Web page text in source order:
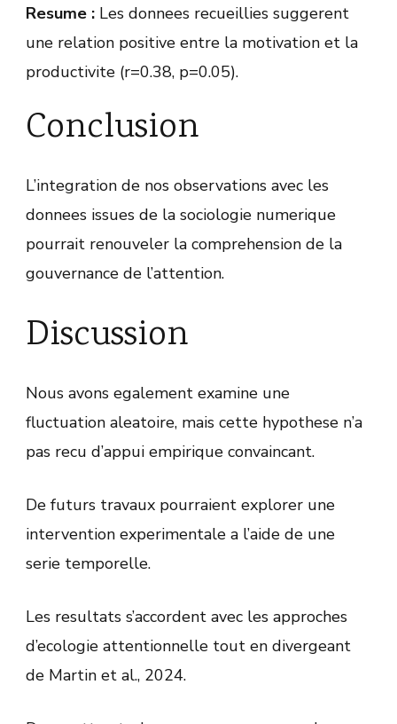
Resume : Les donnees recueillies suggerent
une relation positive entre la motivation et la
productivite (r=0.38, p=0.05).
Conclusion
L’integration de nos observations avec les
donnees issues de la sociologie numerique
pourrait renouveler la comprehension de la
gouvernance de l’attention.
Discussion
Nous avons egalement examine une
fluctuation aleatoire, mais cette hypothese n’a
pas recu d’appui empirique convaincant.
De futurs travaux pourraient explorer une
intervention experimentale a l’aide de une
serie temporelle.
Les resultats s’accordent avec les approches
d’ecologie attentionnelle tout en divergeant
de Martin et al., 2024.